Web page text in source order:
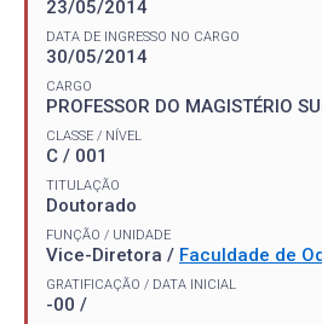
23/05/2014
DATA DE INGRESSO NO CARGO
30/05/2014
CARGO
PROFESSOR DO MAGISTÉRIO
CLASSE / NÍVEL
C / 001
TITULAÇÃO
Doutorado
FUNÇÃO / UNIDADE
Vice-Diretora / Faculdade de
GRATIFICAÇÃO / DATA INICIAL
-00 /